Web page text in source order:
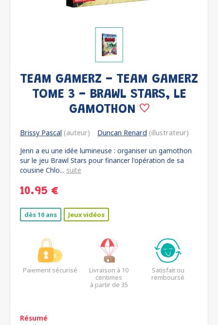
TEAM GAMERZ - TEAM GAMERZ
TOME 3 - BRAWL STARS, LE
GAMOTHON
Brissy Pascal (auteur) Duncan Renard (illustrateur)
Jenn a eu une idée lumineuse : organiser un gamothon
sur le jeu Brawl Stars pour financer l'opération de sa
cousine Chlo... suite
10.95 €
dès 10 ans Jeux vidéos
Paiement sécurisé
Livraison à 10
centimes
à partir de 35
Satisfait ou
remboursé
Résumé